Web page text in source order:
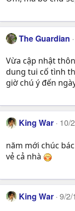
The Guardian
Vừa cập nhật
dung tui cố tình
giờ chú ý đến
King War 10/
năm mới chúc
vẻ cả nhà
King War 9/2/